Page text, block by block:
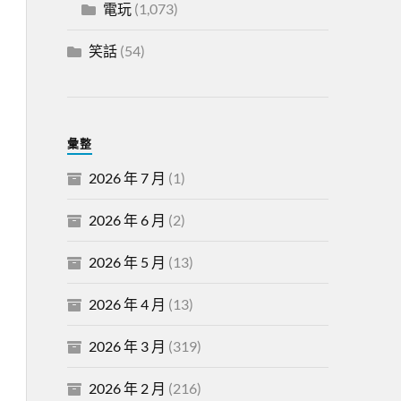
電玩(1,073)
笑話(54)
彙整
2026 年 7 月 (1)
2026 年 6 月 (2)
2026 年 5 月 (13)
2026 年 4 月 (13)
2026 年 3 月 (319)
2026 年 2 月 (216)